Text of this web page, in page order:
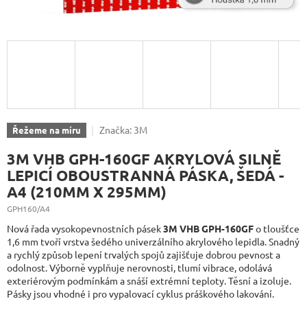
Řežeme na míru Značka: 3M
3M VHB GPH-160GF AKRYLOVÁ SILNĚ
LEPICÍ OBOUSTRANNÁ PÁSKA, ŠEDÁ -
A4 (210MM X 295MM)
GPH160/A4
Nová řada vysokopevnostních pásek3M VHB GPH-160GFo tloušťce
1,6 mm tvoří vrstva šedého univerzálního akrylového lepidla. Snadný
a rychlý způsob lepení trvalých spojů zajišťuje dobrou pevnost a
odolnost. Výborně vyplňuje nerovnosti, tlumí vibrace, odolává
exteriérovým podmínkám a snáší extrémní teploty. Těsní a izoluje.
Pásky jsou vhodné i pro vypalovací cyklus práškového lakování.